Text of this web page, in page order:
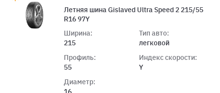
Летняя шина Gislaved Ultra Speed 2 215/55
R16 97Y
Ширина:
215
Профиль:
55
Диаметр:
Тип авто:
легковой
Индекс скорости:
Y